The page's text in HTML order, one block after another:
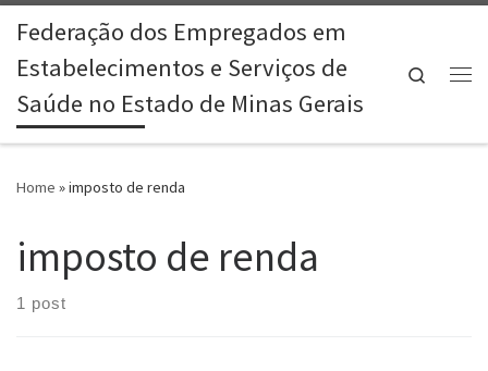
Skip to content
Federação dos Empregados em
Estabelecimentos e Serviços de
Saúde no Estado de Minas Gerais
Search
Home »imposto de renda
imposto de renda
1 post